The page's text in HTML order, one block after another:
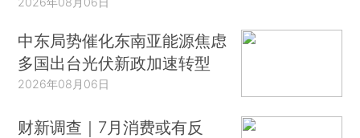
中东局势催化东南亚能源焦虑
多国出台光伏新政加速转型
2026年08月06日
财新调查｜7月消费或有反